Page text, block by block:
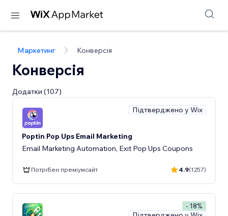
Маркетинг Конверсія
Конверсія
Додатки (107)
Підтверджено у Wix
Poptin Pop Ups Email Marketing
Email Marketing Automation, Exit Pop Ups Coupons
Потрібен преміумсайт 4.9(1257)
- 18%